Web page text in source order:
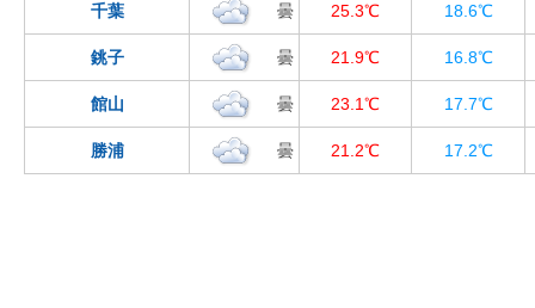
千葉 曇 25.3℃ 18.6℃
銚子 曇 21.9℃ 16.8℃
館山 曇 23.1℃ 17.7℃
勝浦 曇 21.2℃ 17.2℃